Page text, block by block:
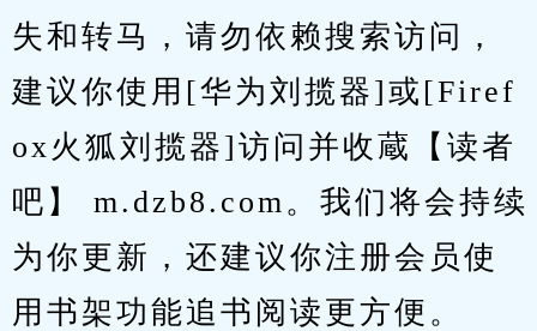
失和转马，请勿依赖搜索访问，
建议你使用[华为刘揽器]或[Firef
ox火狐刘揽器]访问并收蔵【读者
吧】 m.dzb8.com。我们将会持续
为你更新，还建议你注册会员使
用书架功能追书阅读更方便。